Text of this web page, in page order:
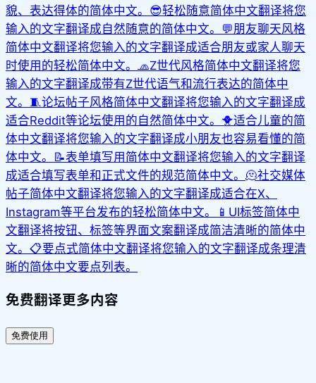
貌、表达得体的简体中文。 😎轻松随意简体中文翻译将您
输入的文字翻译成自然随意的简体中文。 💬朋友聊天风格
简体中文翻译将您输入的文字翻译成适合朋友或家人聊天
时使用的轻松简体中文。
🧢Z世代风格简体中文翻译将您
输入的文字翻译成带有Z世代语气和流行表达的简体中
文。 🧵论坛帖子风格简体中文翻译将您输入的文字翻译成
适合Reddit等论坛使用的自然简体中文。 🐥适合儿童的简
体中文翻译将您输入的文字翻译成小朋友也容易看懂的简
体中文。 📝表单填写用简体中文翻译将您输入的文字翻译
成适合填写表单和正式文件的规范简体中文。 🫠社交媒体
帖子简体中文翻译将您输入的文字翻译成适合在X、
Instagram等平台发布的轻松简体中文。
📱 UI标签简体中
文翻译将按钮、标签等界面文案翻译成简洁清晰的简体中
文。 📋要点式简体中文翻译将您输入的文字翻译成条理清
晰的简体中文要点列表。
免费翻译更多内容
免费使用